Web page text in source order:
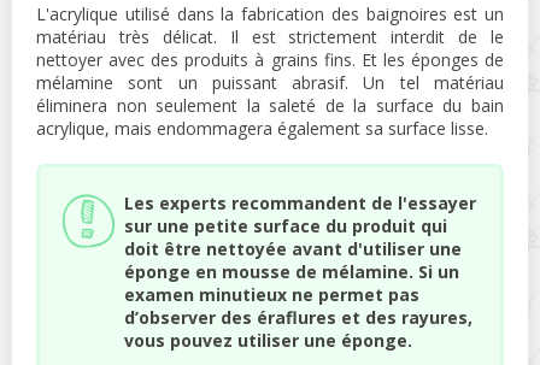
L'acrylique utilisé dans la fabrication des baignoires est un
matériau très délicat. Il est strictement interdit de le
nettoyer avec des produits à grains fins. Et les éponges de
mélamine sont un puissant abrasif. Un tel matériau
éliminera non seulement la saleté de la surface du bain
acrylique, mais endommagera également sa surface lisse.
Les experts recommandent de l'essayer
sur une petite surface du produit qui
doit être nettoyée avant d'utiliser une
éponge en mousse de mélamine. Si un
examen minutieux ne permet pas
d’observer des éraflures et des rayures,
vous pouvez utiliser une éponge.